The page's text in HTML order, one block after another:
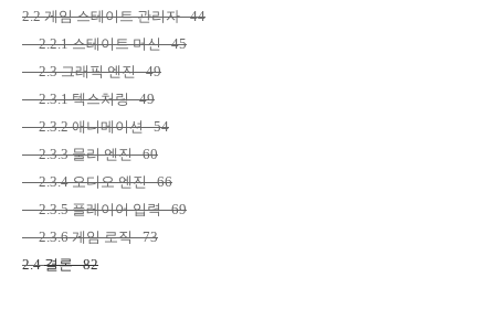
2.2게임 스테이트 관리자44
2.2.1스테이트 머신45
2.3그래픽 엔진49
2.3.1텍스처링49
2.3.2애니메이션54
2.3.3물리 엔진60
2.3.4오디오 엔진66
2.3.5플레이어 입력69
2.3.6게임 로직73
2.4결론82